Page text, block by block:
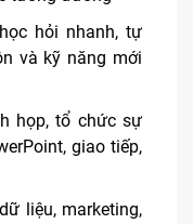
hỏi nhanh, tự
và kỹ năng mới
họp, tổ chức sự
giao tiếp,
liệu, marketing,